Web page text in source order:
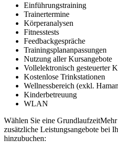
Einführungstraining
Trainertermine
Körperanalysen
Fitnesstests
Feedbackgespräche
Trainingsplananpassungen
Nutzung aller Kursangebote
Vollelektronisch gesteuerter
Kostenlose Trinkstationen
Wellnessbereich (exkl.
Kinderbetreuung
WLAN
Wählen Sie eine Grundlaufzeit
zusätzliche Leistungsangebote bei
hinzubuchen: